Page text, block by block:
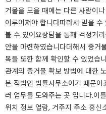
거물을 모을 때에는 다른 사람이
이루어져야 합니다따라서 믿을
볼 수 있어요​​​상담을 통해 걱정거
안을 마련하였습니다더해서 증거
목들 또한 함께 확인할 수 있었습
관계의 증거물 확보 방법에 대한
본 적법인 법률사무소이기 때문
러 업무를 도와주는 곳 입니다.이
위치 정보 열람, 거주지 주소 흥신